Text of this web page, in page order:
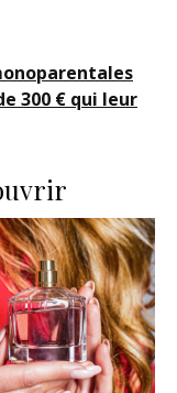
300 € qui leur